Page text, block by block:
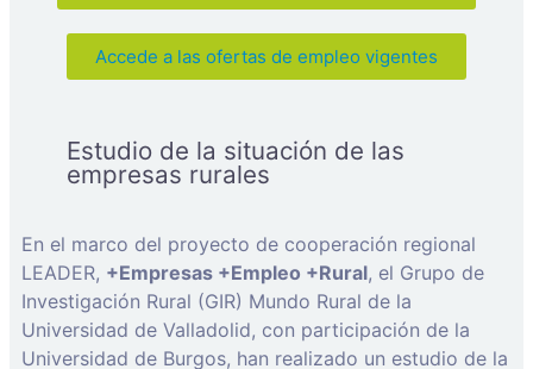
Accede a las ofertas de empleo vigentes
Estudio de la situación de las
empresas rurales
En el marco del proyecto de cooperación regional
LEADER, +Empresas +Empleo +Rural, el Grupo de
Investigación Rural (GIR) Mundo Rural de la
Universidad de Valladolid, con participación de la
Universidad de Burgos, han realizado un estudio de la